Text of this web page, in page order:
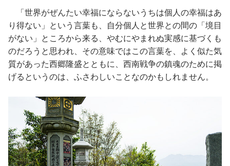
「世界がぜんたい幸福にならないうちは個人の幸福はあ
り得ない」という言葉も、自分個人と世界との間の「境目
がない」ところから来る、やむにやまれぬ実感に基づくも
のだろうと思われ、その意味ではこの言葉を、よく似た気
質があった西郷隆盛とともに、西南戦争の鎮魂のために掲
げるというのは、ふさわしいことなのかもしれません。